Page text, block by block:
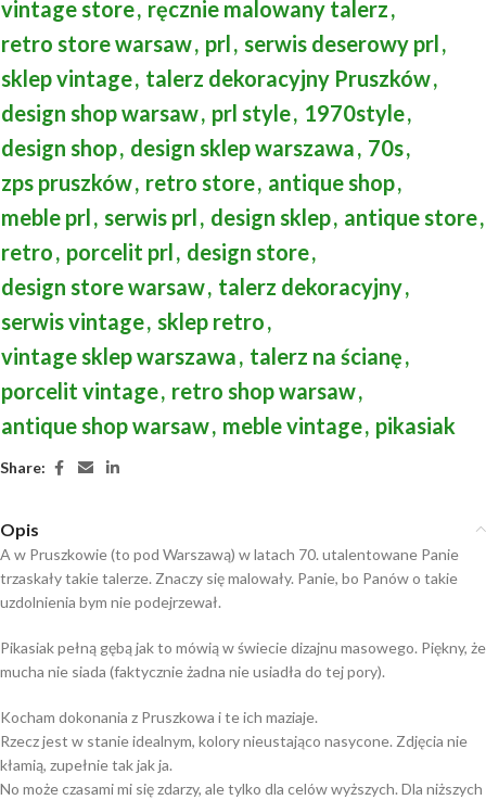
vintage store, ręcznie malowany talerz,
retro store warsaw, prl, serwis deserowy prl,
sklep vintage, talerz dekoracyjny Pruszków,
design shop warsaw, prl style, 1970style,
design shop, design sklep warszawa, 70s,
zps pruszków, retro store, antique shop,
meble prl, serwis prl, design sklep, antique store,
retro, porcelit prl, design store,
design store warsaw, talerz dekoracyjny,
serwis vintage, sklep retro,
vintage sklep warszawa, talerz na ścianę,
porcelit vintage, retro shop warsaw,
antique shop warsaw, meble vintage, pikasiak
Share:
Opis
A w Pruszkowie (to pod Warszawą) w latach 70. utalentowane Panie
trzaskały takie talerze. Znaczy się malowały. Panie, bo Panów o takie
uzdolnienia bym nie podejrzewał.
Pikasiak pełną gębą jak to mówią w świecie dizajnu masowego. Piękny, że
mucha nie siada (faktycznie żadna nie usiadła do tej pory).
Kocham dokonania z Pruszkowa i te ich maziaje.
Rzecz jest w stanie idealnym, kolory nieustająco nasycone. Zdjęcia nie
kłamią, zupełnie tak jak ja.
No może czasami mi się zdarzy, ale tylko dla celów wyższych. Dla niższych